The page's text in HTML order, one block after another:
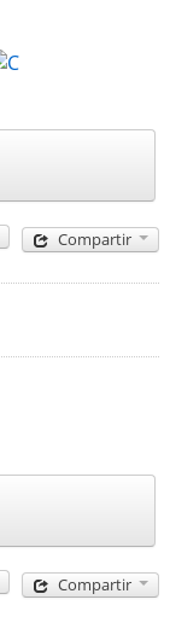
Compartir
Compartir